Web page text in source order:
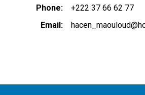
Phone
+222 37 66 62 77
Email